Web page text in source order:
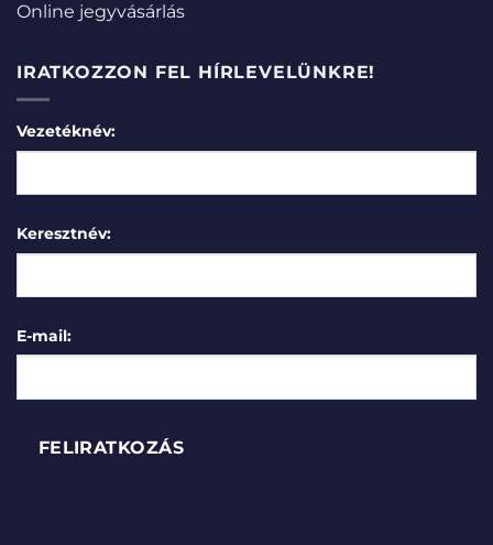
Online jegyvásárlás
IRATKOZZON FEL HÍRLEVELÜNKRE!
Vezetéknév:
Keresztnév:
E-mail: